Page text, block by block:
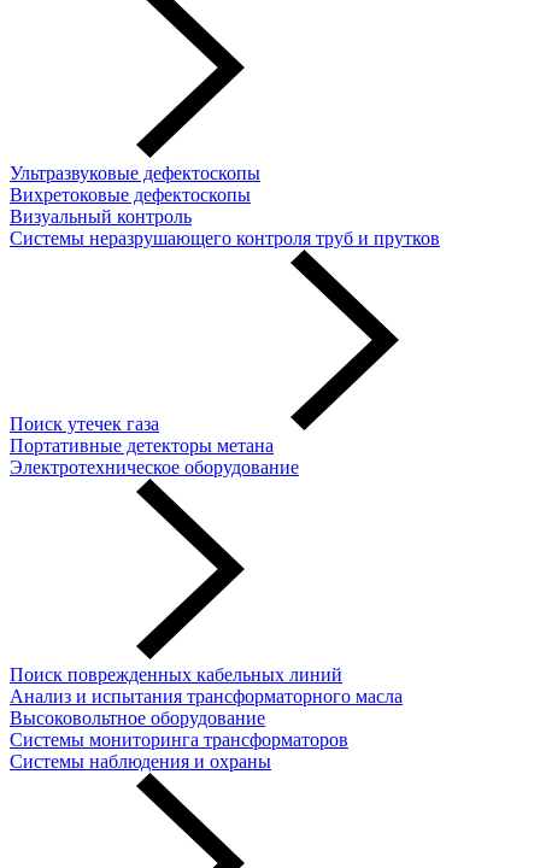
Ультразвуковые дефектоскопы
Вихретоковые дефектоскопы
Визуальный контроль
Системы неразрушающего контроля труб и прутков
Поиск утечек газа
Портативные детекторы метана
Электротехническое оборудование
Поиск поврежденных кабельных линий
Анализ и испытания трансформаторного масла
Высоковольтное оборудование
Системы мониторинга трансформаторов
Системы наблюдения и охраны